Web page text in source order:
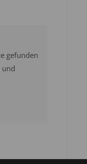
gefunden
und